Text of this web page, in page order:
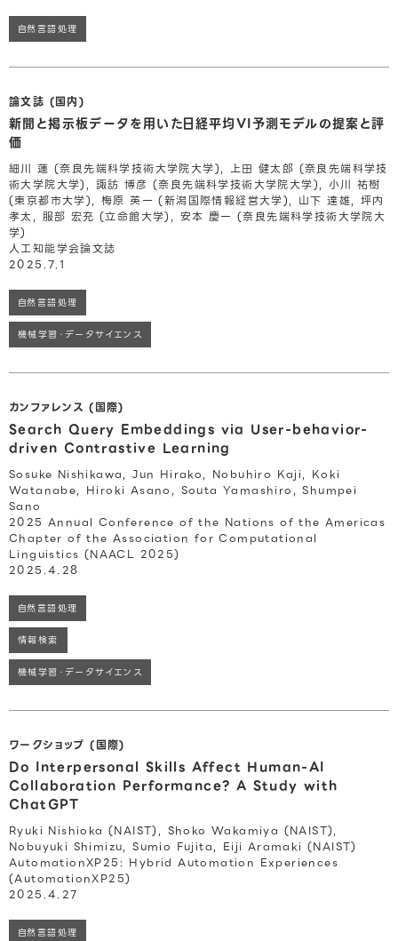
自然言語処理
論文誌 (国内)
新聞と掲示板データを用いた日経平均VI予測モデルの提案と評
価
細川 蓮 (奈良先端科学技術大学院大学), 上田 健太郎 (奈良先端科学技
術大学院大学), 諏訪 博彦 (奈良先端科学技術大学院大学), 小川 祐樹
(東京都市大学), 梅原 英一 (新潟国際情報経営大学), 山下 達雄, 坪内
孝太, 服部 宏充 (立命館大学), 安本 慶一 (奈良先端科学技術大学院大
学)
人工知能学会論文誌
2025.7.1
自然言語処理
機械学習・データサイエンス
カンファレンス (国際)
Search Query Embeddings via User-behavior-
driven Contrastive Learning
Sosuke Nishikawa, Jun Hirako, Nobuhiro Kaji, Koki
Watanabe, Hiroki Asano, Souta Yamashiro, Shumpei
Sano
2025 Annual Conference of the Nations of the Americas
Chapter of the Association for Computational
Linguistics (NAACL 2025)
2025.4.28
自然言語処理
情報検索
機械学習・データサイエンス
ワークショップ (国際)
Do Interpersonal Skills Affect Human-AI
Collaboration Performance? A Study with
ChatGPT
Ryuki Nishioka (NAIST), Shoko Wakamiya (NAIST),
Nobuyuki Shimizu, Sumio Fujita, Eiji Aramaki (NAIST)
AutomationXP25: Hybrid Automation Experiences
(AutomationXP25)
2025.4.27
自然言語処理